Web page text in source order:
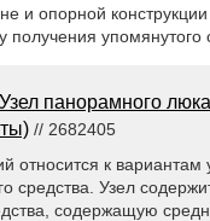
и опорной
получения упомянутого
Узел панорамного
// 2682405
относится к
средства. Узел
содержащую